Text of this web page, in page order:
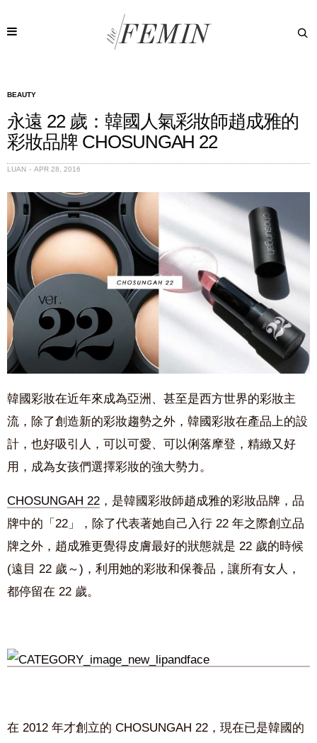
BEAUTY
永遠 22 歲：韓國人氣彩妝師趙成雅的
彩妝品牌 CHOSUNGAH 22
LUAN APR 28, 2016
韓國彩妝在近年來成為亞洲、甚至是西方世界的彩妝主
流，除了創造新的彩妝趨勢之外，韓國彩妝在產品上的設
計，也好吸引人，可以可愛、可以俐落摩登，精緻又好
用，成為女孩們選擇彩妝的強大勢力。
CHOSUNGAH 22 ，是韓國彩妝師趙成雅的彩妝品牌，品
牌中的「22」，除了代表著她自己入行 22 年之際創立品
牌之外，趙成雅更覺得皮膚最好的狀態就是 22 歲的時候
(遠目 22 歲～)，利用她的彩妝和保養品，讓所有女人，
都停留在 22 歲。
在 2012 年才創立的 CHOSUNGAH 22，現在已是韓國的